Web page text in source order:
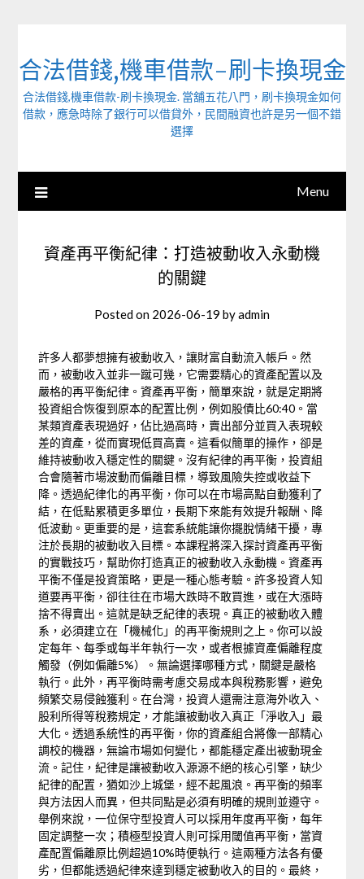
合法借錢,機車借款-刷卡換現金
合法借錢,機車借款-刷卡換現金. 當舖五花八門，刷卡換現金如何
借款，應急時除了銀行可以借貸外，民間融資也許是另一個不錯
選擇
Menu
資產再平衡紀律：打造被動收入永動機
的關鍵
Posted on 2026-06-19 byadmin
許多人都夢想擁有被動收入，讓財富自動流入帳戶。然
而，被動收入並非一蹴可幾，它需要精心的資產配置以及
嚴格的再平衡紀律。資產再平衡，簡單來說，就是定期將
投資組合恢復到原本的配置比例，例如股債比60:40。當
某類資產表現過好，佔比過高時，賣出部分並買入表現較
差的資產，從而實現低買高賣。這看似簡單的操作，卻是
維持被動收入穩定性的關鍵。沒有紀律的再平衡，投資組
合會隨著市場波動而偏離目標，導致風險失控或收益下
降。透過紀律化的再平衡，你可以在市場高點自動獲利了
結，在低點累積更多單位，長期下來能有效提升報酬、降
低波動。更重要的是，這套系統能讓你擺脫情緒干擾，專
注於長期的被動收入目標。本課程將深入探討資產再平衡
的實戰技巧，幫助你打造真正的被動收入永動機。資產再
平衡不僅是投資策略，更是一種心態考驗。許多投資人知
道要再平衡，卻往往在市場大跌時不敢買進，或在大漲時
捨不得賣出。這就是缺乏紀律的表現。真正的被動收入體
系，必須建立在「機械化」的再平衡規則之上。你可以設
定每年、每季或每半年執行一次，或者根據資產偏離程度
觸發（例如偏離5%）。無論選擇哪種方式，關鍵是嚴格
執行。此外，再平衡時需考慮交易成本與稅務影響，避免
頻繁交易侵蝕獲利。在台灣，投資人還需注意海外收入、
股利所得等稅務規定，才能讓被動收入真正「淨收入」最
大化。透過系統性的再平衡，你的資產組合將像一部精心
調校的機器，無論市場如何變化，都能穩定產出被動現金
流。記住，紀律是讓被動收入源源不絕的核心引擎，缺少
紀律的配置，猶如沙上城堡，經不起風浪。再平衡的頻率
與方法因人而異，但共同點是必須有明確的規則並遵守。
舉例來說，一位保守型投資人可以採用年度再平衡，每年
固定調整一次；積極型投資人則可採用閾值再平衡，當資
產配置偏離原比例超過10%時便執行。這兩種方法各有優
劣，但都能透過紀律來達到穩定被動收入的目的。最終，